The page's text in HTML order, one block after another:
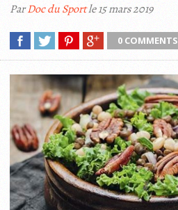
ParDoc du Sportle 15 mars 2019
0 COMMENTS